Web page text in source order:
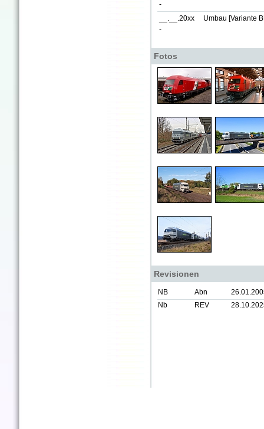
-
__.__.20xx
-
Umbau [Variante
Fotos
Revisionen
NB Abn
Nb
REV